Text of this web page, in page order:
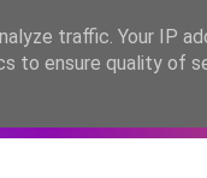
traffic. Your IP
to ensure quality of